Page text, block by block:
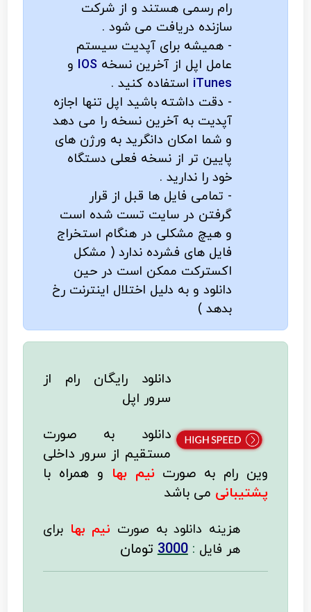
رام رسمی هستند و از شرکت
سازنده دریافت می شود .
- همیشه برای آپدیت سیستم
عامل اپل از آخرین نسخه IOS و
iTunes استفاده کنید .
- دقت داشته باشید اپل تنها اجازه
آپدیت به آخرین نسخه را می دهد
و شما امکان دانگرید به ورژن های
پایین تر از نسخه فعلی دستگاه
خود را ندارید .
- تمامی فایل ها قبل از قرار
گرفتن در سایت تست شده است
و هیچ مشکلی در هنگام استخراج
فایل های فشرده ندارد ( مشکل
اکسترکت ممکن است در حین
دانلود و به دلیل اختلال اینترنت رخ
بدهد )
دانلود رایگان رام از
سرور اپل
دانلود به صورت
مستقیم از سرور داخلی
وین رام به صورتنیم بها و همراه با
پشتیبانی می باشد
هزینه دانلود به صورت نیم بها برای
هر فایل :
3000تومان